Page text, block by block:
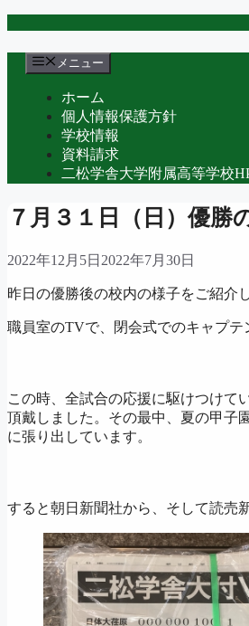
メニュー
ホーム
個人情報保護方針
学校情報
資料請求
二松学舎大学附属高等学校
７月３１日（日）優勝
2022年12月5日 2022年7月30日
昨日の優勝後の校内の様子をご紹介
職員室のTVで、閉会式でのキャプテ
この時、全試合の応援に駆けつけて
頂戴しました。その最中、夏の甲子
に張り出しています。
すると朝日新聞社から、そして読売